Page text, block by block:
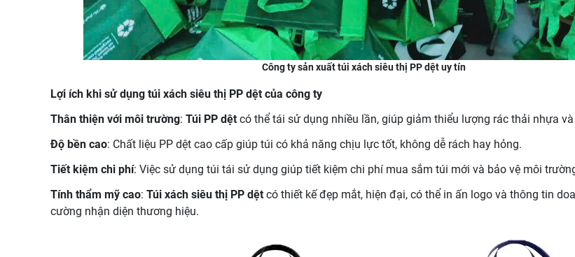
Công ty sản xuất túi xách siêu thị PP dệt uy tín
Lợi ích khi sử dụng túi xách siêu thị PP dệt của công ty
Thân thiện với môi trường: Túi PP dệt có thể tái sử dụng nhiều lần, giúp giảm thiểu lượng rác thải nhựa
Độ bền cao: Chất liệu PP dệt cao cấp giúp túi có khả năng chịu lực tốt, không dễ rách hay hỏng.
Tiết kiệm chi phí: Việc sử dụng túi tái sử dụng giúp tiết kiệm chi phí mua sắm túi mới và bảo vệ môi
Tính thẩm mỹ cao: Túi xách siêu thị PP dệt có thiết kế đẹp mắt, hiện đại, có thể in ấn logo và thông tin
cường nhận diện thương hiệu.